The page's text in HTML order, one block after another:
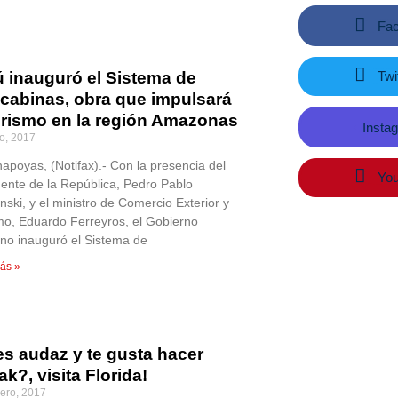
inauguró el Sistema de
obra que impulsará
en la región Amazonas
2017
(Notifax).- Con la presencia del
de la República, Pedro Pablo
y el ministro de Comercio Exterior y
Eduardo Ferreyros, el Gobierno
inauguró el Sistema de
»
audaz y te gusta hacer
visita Florida!
2017